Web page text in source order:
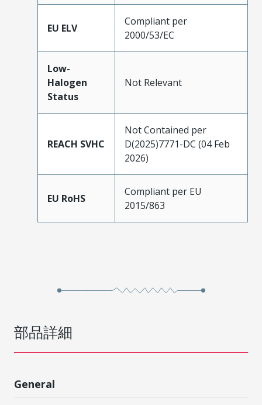
EU ELV
Compliant per
2000/53/EC
Low-
Halogen
Status
Not Relevant
REACH SVHC
Not Contained per
D(2025)7771-DC (04 Feb
2026)
EU RoHS
Compliant per EU
2015/863
部品詳細
General